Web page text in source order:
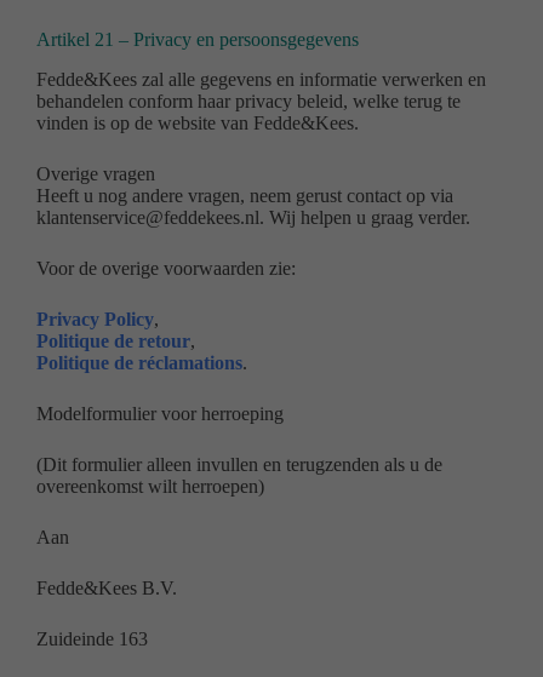
Artikel 21 – Privacy en persoonsgegevens
Fedde&Kees zal alle gegevens en informatie verwerken en
behandelen conform haar privacy beleid, welke terug te
vinden is op de website van Fedde&Kees.
Overige vragen
Heeft u nog andere vragen, neem gerust contact op via
klantenservice@feddekees.nl. Wij helpen u graag verder.
Voor de overige voorwaarden zie:
Privacy Policy,
Politique de retour,
Politique de réclamations.
Modelformulier voor herroeping
(Dit formulier alleen invullen en terugzenden als u de
overeenkomst wilt herroepen)
Aan
Fedde&Kees B.V.
Zuideinde 163